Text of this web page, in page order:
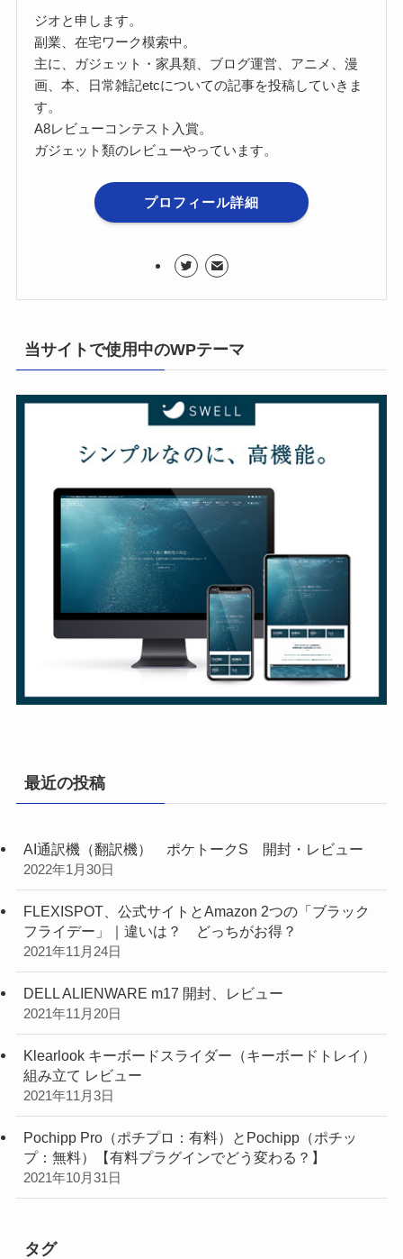
ジオと申します。
副業、在宅ワーク模索中。
主に、ガジェット・家具類、ブログ運営、アニメ、漫
画、本、日常雑記etcについての記事を投稿していきま
す。
A8レビューコンテスト入賞。
ガジェット類のレビューやっています。
プロフィール詳細
当サイトで使用中のWPテーマ
最近の投稿
AI通訳機（翻訳機） ポケトークS 開封・レビュー
2022年1月30日
FLEXISPOT、公式サイトとAmazon 2つの「ブラック
フライデー」｜違いは？ どっちがお得？
2021年11月24日
DELL ALIENWARE m17 開封、レビュー
2021年11月20日
Klearlook キーボードスライダー（キーボードトレイ）
組み立て レビュー
2021年11月3日
Pochipp Pro（ポチプロ：有料）とPochipp（ポチッ
プ：無料）【有料プラグインでどう変わる？】
2021年10月31日
タグ